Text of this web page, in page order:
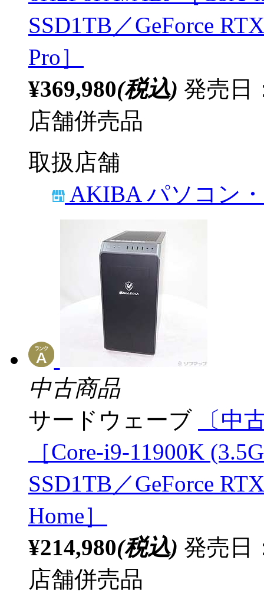
SSD1TB／GeForce
Pro］
¥369,980(税込) 発売日
店舗併売品
取扱店舗
AKIBA パソコン
中古商品
サードウェーブ
〔中
［Core-i9-11900K
SSD1TB／GeForce
Home］
¥214,980(税込) 発売日
店舗併売品